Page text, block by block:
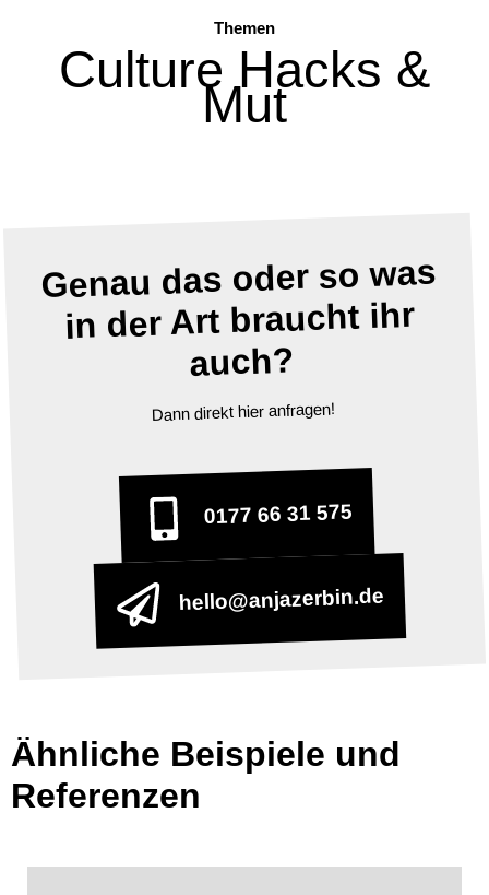
Themen
Culture Hacks &
Mut
Genau das oder so was
in der Art braucht ihr
auch?
Dann direkt hier anfragen!
0177 66 31 575
hello@anjazerbin.de
Ähnliche Beispiele und
Referenzen